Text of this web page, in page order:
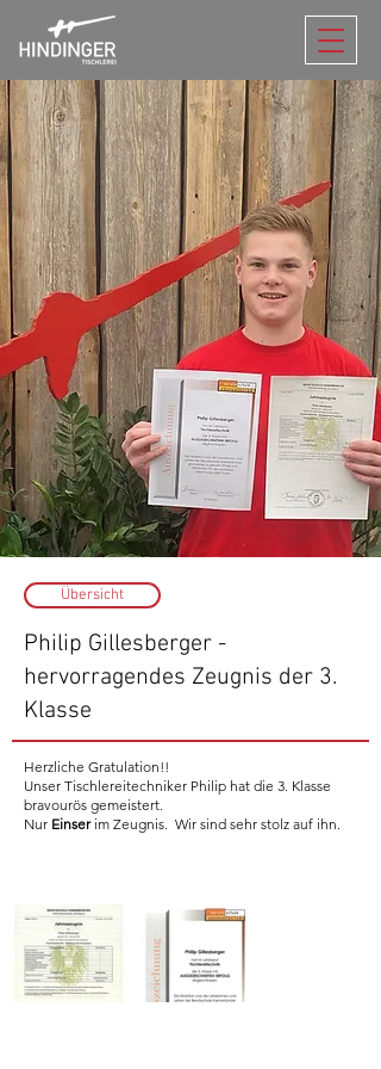
Übersicht
Philip Gillesberger -
hervorragendes Zeugnis der 3.
Klasse
Herzliche Gratulation!!
Unser Tischlereitechniker Philip hat die 3. Klasse
bravourös gemeistert.
Nur Einserim Zeugnis. Wir sind sehr stolz auf ihn.